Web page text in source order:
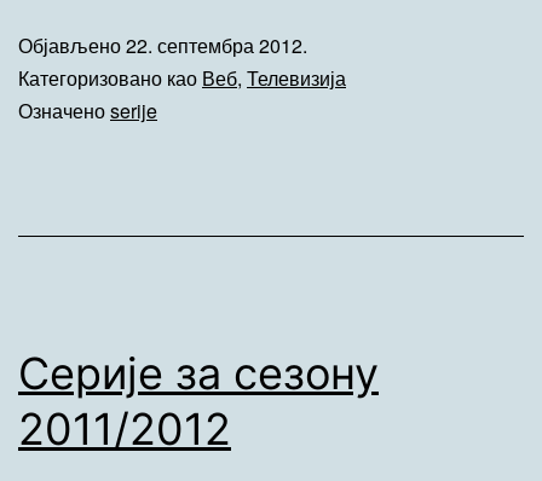
Објављено22. септембра 2012.
Категоризовано као Веб, Телевизија
Означеноserije
Серије за сезону
2011/2012